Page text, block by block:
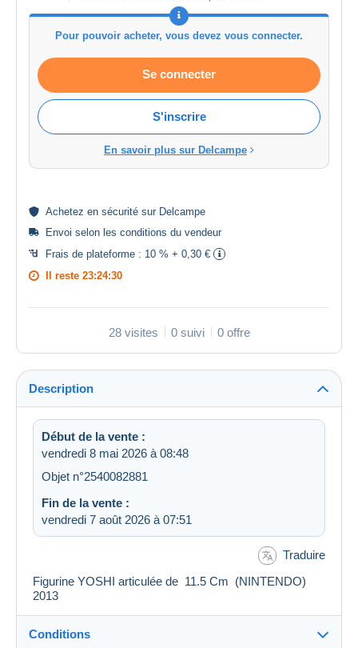
Pour pouvoir acheter, vous devez vous connecter.
Se connecter
S'inscrire
En savoir plus sur Delcampe
Achetez en sécurité sur Delcampe
Envoi selon les conditions du vendeur
Frais de plateforme : 10 % + 0,30 €
Il reste 23:24:29
28 visites 0 suivi 0 offre
Description
Début de la vente :
vendredi 8 mai 2026 à 08:48
Objet n°2540082881
Fin de la vente :
vendredi 7 août 2026 à 07:51
Traduire
Figurine YOSHI articulée de 11.5 Cm (NINTENDO)
2013
Conditions